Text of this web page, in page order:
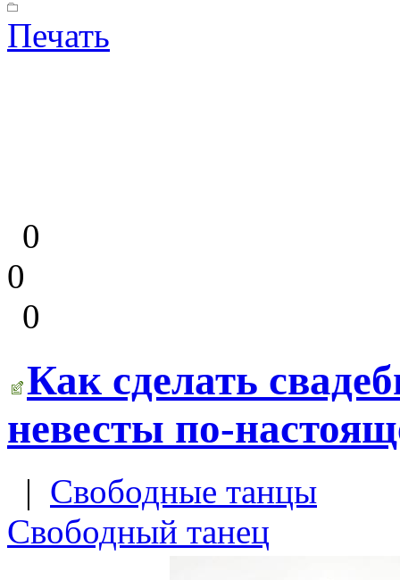
Печать
0
0
0
Как сделать
невесты по-
| Свободные танцы
Свободный танец